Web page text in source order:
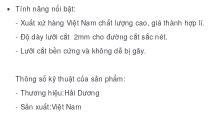
Tính năng nổi bật:
- Xuất xứ hàng Việt Nam chất lượng cao, giá thành hợp lí.
- Độ dày lưỡi cắt 2mm cho đường cắt sắc nét.
- Lưỡi cắt bền cứng và không dễ bị gãy.
Thông số kỹ thuật của sản phẩm:
- Thương hiệu:Hải Dương
- Sản xuất:Việt Nam